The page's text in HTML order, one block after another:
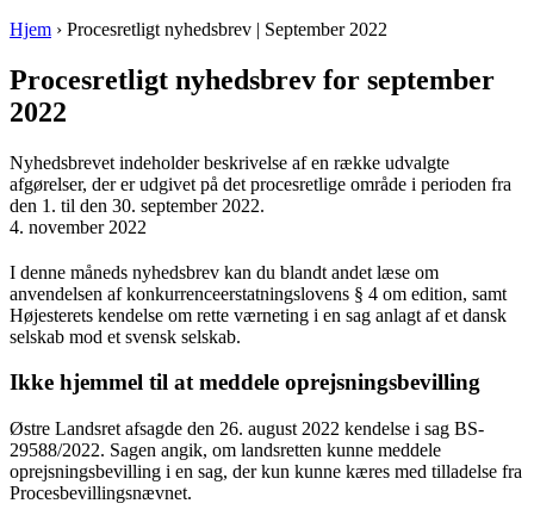
Hjem › Procesretligt nyhedsbrev | September 2022
Procesretligt nyhedsbrev for september
2022
Nyhedsbrevet indeholder beskrivelse af en række udvalgte
afgørelser, der er udgivet på det procesretlige område i perioden fra
den 1. til den 30. september 2022.
4. november 2022
I denne måneds nyhedsbrev kan du blandt andet læse om
anvendelsen af konkurrenceerstatningslovens § 4 om edition, samt
Højesterets kendelse om rette værneting i en sag anlagt af et dansk
selskab mod et svensk selskab.
Ikke hjemmel til at meddele oprejsningsbevilling
Østre Landsret afsagde den 26. august 2022 kendelse i sag BS-
29588/2022. Sagen angik, om landsretten kunne meddele
oprejsningsbevilling i en sag, der kun kunne kæres med tilladelse fra
Procesbevillingsnævnet.